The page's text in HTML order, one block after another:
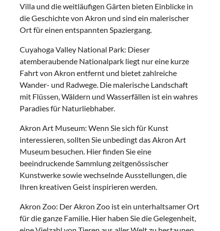
Villa und die weitläufigen Gärten bieten Einblicke in
die Geschichte von Akron und sind ein malerischer
Ort für einen entspannten Spaziergang.
Cuyahoga Valley National Park: Dieser
atemberaubende Nationalpark liegt nur eine kurze
Fahrt von Akron entfernt und bietet zahlreiche
Wander- und Radwege. Die malerische Landschaft
mit Flüssen, Wäldern und Wasserfällen ist ein wahres
Paradies für Naturliebhaber.
Akron Art Museum: Wenn Sie sich für Kunst
interessieren, sollten Sie unbedingt das Akron Art
Museum besuchen. Hier finden Sie eine
beeindruckende Sammlung zeitgenössischer
Kunstwerke sowie wechselnde Ausstellungen, die
Ihren kreativen Geist inspirieren werden.
Akron Zoo: Der Akron Zoo ist ein unterhaltsamer Ort
für die ganze Familie. Hier haben Sie die Gelegenheit,